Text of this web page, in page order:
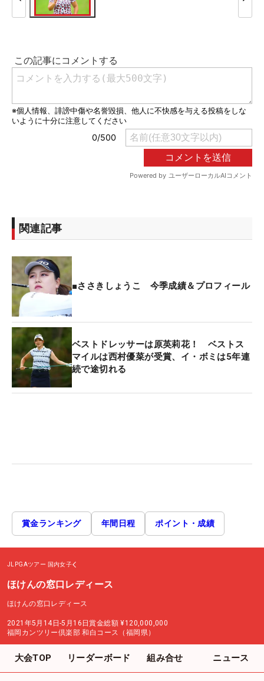
関連記事
■ささきしょうこ 今季成績＆プロフィール
ベストドレッサーは原英莉花！ ベストス
マイルは西村優菜が受賞、イ・ボミは5年連
続で途切れる
賞金ランキング 年間日程 ポイント・成績
JLPGAツアー 国内女子
ほけんの窓口レディース
ほけんの窓口レディース
2021年5月14日-5月16日賞金総額 ¥120,000,000
福岡カンツリー倶楽部 和白コース（福岡県）
大会TOP リーダーボード 組み合せ ニュース